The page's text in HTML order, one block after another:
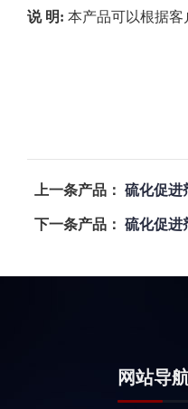
说 明: 本产品可以根据客
上一条产品： 硫化促进
下一条产品： 硫化促进
网站导